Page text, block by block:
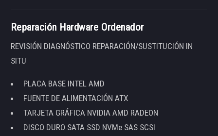
Reparación Hardware Ordenador
REVISIÓN DIAGNÓSTICO REPARACIÓN/SUSTITUCIÓN IN
SITU
PLACA BASE INTEL AMD
FUENTE DE ALIMENTACIÓN ATX
TARJETA GRÁFICA NVIDIA AMD RADEON
DISCO DURO SATA SSD NVMe SAS SCSI